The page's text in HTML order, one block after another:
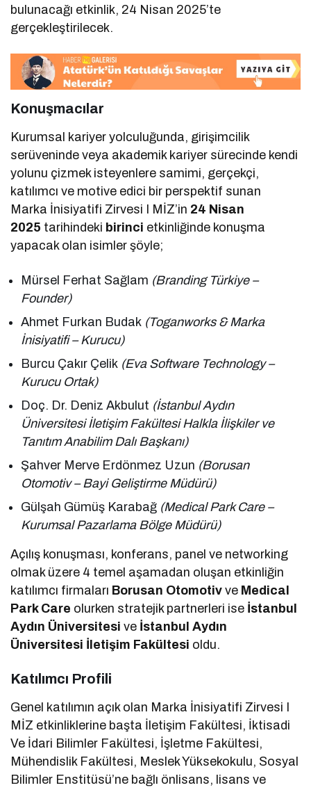
bulunacağı etkinlik, 24 Nisan 2025’te
gerçekleştirilecek.
Konuşmacılar
Kurumsal kariyer yolculuğunda, girişimcilik
serüveninde veya akademik kariyer sürecinde kendi
yolunu çizmek isteyenlere samimi, gerçekçi,
katılımcı ve motive edici bir perspektif sunan
Marka İnisiyatifi Zirvesi I MİZ’in 24 Nisan
2025 tarihindeki birinci etkinliğinde konuşma
yapacak olan isimler şöyle;
Mürsel Ferhat Sağlam (Branding Türkiye –
Founder)
Ahmet Furkan Budak (Toganworks & Marka
İnisiyatifi – Kurucu)
Burcu Çakır Çelik (Eva Software Technology –
Kurucu Ortak)
Doç. Dr. Deniz Akbulut (İstanbul Aydın
Üniversitesi İletişim Fakültesi Halkla İlişkiler ve
Tanıtım Anabilim Dalı Başkanı)
Şahver Merve Erdönmez Uzun (Borusan
Otomotiv – Bayi Geliştirme Müdürü)
Gülşah Gümüş Karabağ (Medical Park Care –
Kurumsal Pazarlama Bölge Müdürü)
Açılış konuşması, konferans, panel ve networking
olmak üzere 4 temel aşamadan oluşan etkinliğin
katılımcı firmaları Borusan Otomotiv ve Medical
Park Care olurken stratejik partnerleri ise İstanbul
Aydın Üniversitesive İstanbul Aydın
Üniversitesi İletişim Fakültesi oldu.
Katılımcı Profili
Genel katılımın açık olan Marka İnisiyatifi Zirvesi I
MİZ etkinliklerine başta İletişim Fakültesi, İktisadi
Ve İdari Bilimler Fakültesi, İşletme Fakültesi,
Mühendislik Fakültesi, Meslek Yüksekokulu, Sosyal
Bilimler Enstitüsü’ne bağlı önlisans, lisans ve